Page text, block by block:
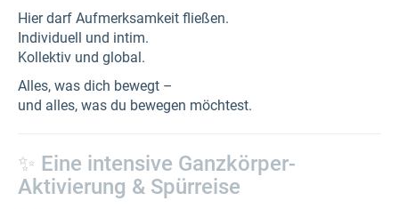
Hier darf Aufmerksamkeit fließen.
Individuell und intim.
Kollektiv und global.
Alles, was dich bewegt –
und alles, was du bewegen möchtest.
✨ Eine intensive Ganzkörper-
Aktivierung & Spürreise